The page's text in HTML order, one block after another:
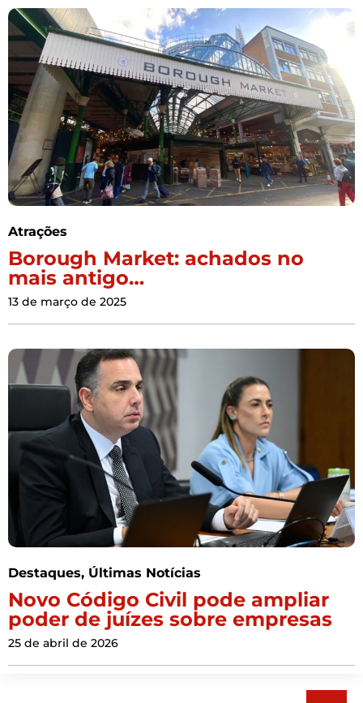
Atrações
Borough Market: achados no
mais antigo…
13 de março de 2025
Destaques, Últimas Notícias
Novo Código Civil pode ampliar
poder de juízes sobre empresas
25 de abril de 2026